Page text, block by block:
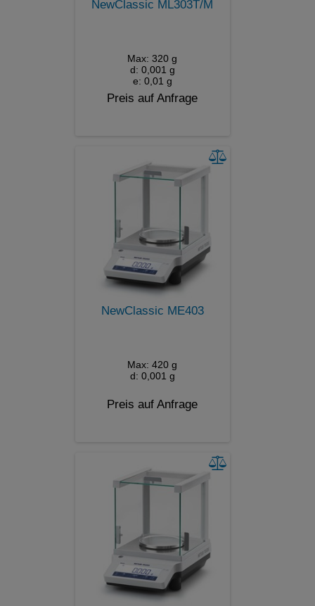
NewClassic ML303T/M
Max: 320 g
d: 0,001 g
e: 0,01 g
Preis auf Anfrage
NewClassic ME403
Max: 420 g
d: 0,001 g
Preis auf Anfrage